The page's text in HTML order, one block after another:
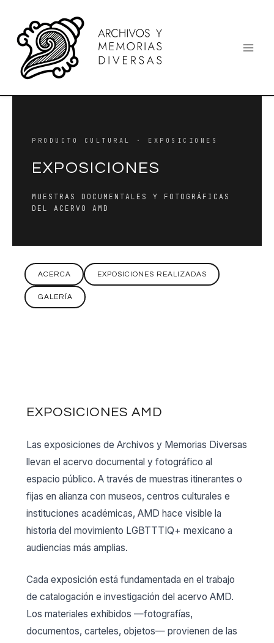
contenido
PRODUCTO CULTURAL · EXPOSICIONES
EXPOSICIONES
MUESTRAS DOCUMENTALES Y FOTOGRÁFICAS
DEL ACERVO AMD
ACERCA EXPOSICIONES REALIZADAS
GALERÍA
EXPOSICIONES AMD
Las exposiciones de Archivos y Memorias Diversas
llevan el acervo documental y fotográfico al
espacio público. A través de muestras itinerantes o
fijas en alianza con museos, centros culturales e
instituciones académicas, AMD hace visible la
historia del movimiento LGBTTTIQ+ mexicano a
audiencias más amplias.
Cada exposición está fundamentada en el trabajo
de catalogación e investigación del acervo AMD.
Los materiales exhibidos —fotografías,
documentos, carteles, objetos— provienen de las